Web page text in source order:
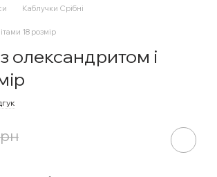
Каблучки Срібні
18 розмір
олександритом і